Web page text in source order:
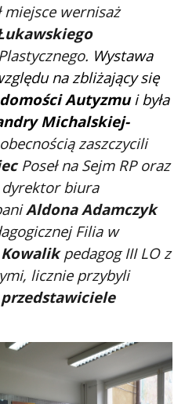
miejsce wernisaż
Wystawa
na zbliżający się
Autyzmu i była
Michalskiej-
zaszczycili
Poseł na Sejm RP oraz
biura
Aldona Adamczyk
Filia w
pedagog III LO z
licznie przybyli